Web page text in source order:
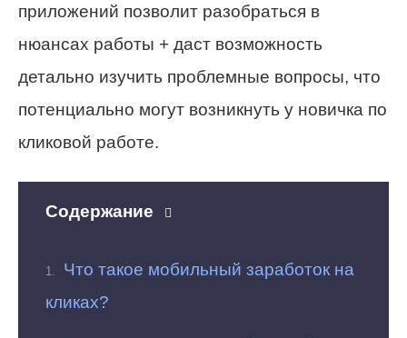
приложений позволит разобраться в
нюансах работы + даст возможность
детально изучить проблемные вопросы, что
потенциально могут возникнуть у новичка по
кликовой работе.
Содержание
Что такое мобильный заработок на
кликах?